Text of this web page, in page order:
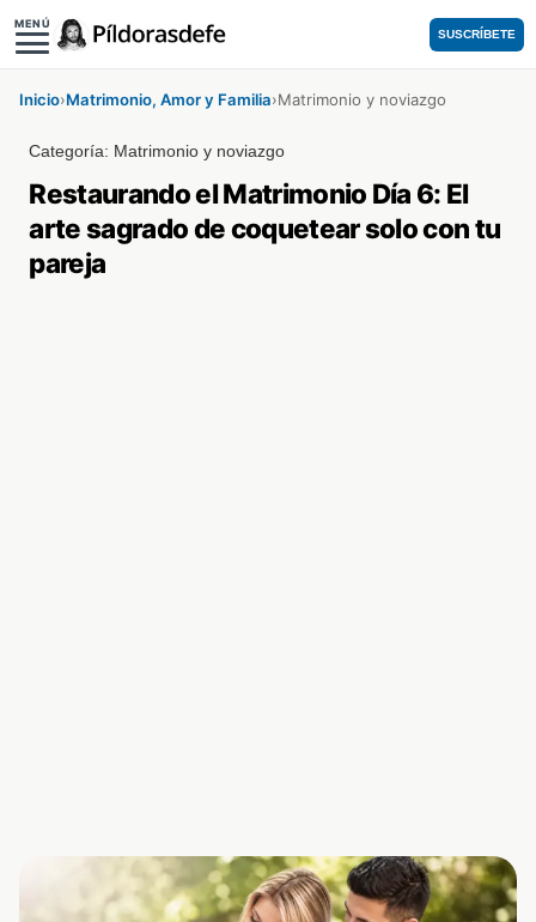
MENÚ
SUSCRÍBETE
Inicio›Matrimonio, Amor y Familia›Matrimonio y noviazgo
Categoría: Matrimonio y noviazgo
Restaurando el Matrimonio Día 6: El
arte sagrado de coquetear solo con tu
pareja